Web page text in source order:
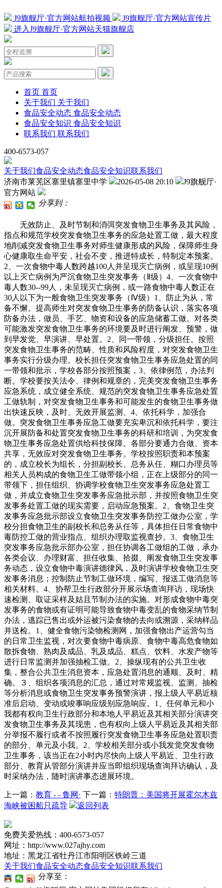
J9旗舰厅·官方网站航拍视频
J9旗舰厅·官方网站宣传片
进入J9旗舰厅·官方网站天猫旗舰店
首页 首页
关于我们 关于我们
食品安全动态 食品安全动态
食品安全知识 食品安全知识
联系我们 联系我们
400-6573-057
关于我们食品安全动态食品安全知识联系我们
济南市莱芜区寨里镇寨里中学
2026-05-08 20:10
J9旗舰厅·
官方网站
分享到：
无效防止、及时节制和消弭突发食物卫生事务及其风险，
指点和规范学校突发食物卫生事务的应急处置工做，最大程度
地削减突发食物卫生事务对师生健康形成的风险，保障师生身
心健康取生命平安，社会不变，推进特成长，特制定本预案。
2、一次食物中毒人数跨越100人并呈现灭亡病例，或呈现10例
以上灭亡病例为严沉食物卫生突发事务（Ⅱ级）4、一次食物中
毒人数30--99人，未呈现灭亡病例，或一路食物中毒人数正在
30人以下为一般食物卫生突发事务（Ⅳ级）1、防止为从，常
备不懈。提高师生对突发食物卫生事务的防备认识，落实各项
防备办法，做员、手艺、物资和设备的应急储蓄工做。对各类
可能激发突发食物卫生事务的环境要及时进行阐发、预警，做
到早发觉、早演讲、早处置。2、同一带领，分级担任。按照
突发食物卫生事务的范畴、性质和风险程度，对突发食物卫生
事务实行分级办理。校长担任突发食物卫生事务应急处置的同
一带领和批示，学校各部分按照预案，3、依律例范，办法判
断。学校要按关法令、律例和规章的，完美突发食物卫生事务
应急系统，成立健全系统、规范的突发食物卫生事务应急处置
工做轨制，对突发食物卫生事务和可能发生的食物卫生事务做
出快速反映，及时、无效开展监测、4、依托科学，加强合
做。突发食物卫生事务应急工做要充实卑沉和依托科学，要注
沉开展防备和处置突发食物卫生事务的科研和培训，为突发食
物卫生事务应急处置供给科技保障。各部分要通力合做、资本
共享，无效应对突发食物卫生事务。学校按照职责和本预案
的，成立校长为组长，分担副校长、总务从任、糊口办理员等
相关人员构成的食物卫生工做带领小组，正在上级部分的同一
带领下，担任组织、协调学校食物卫生突发事务应急处置工
做，并成立食物卫生突发事务应急批示部，并按照食物卫生突
发事务处置工做的现实需要，启动应急预案。2、食物卫生突
发事务应急批示部设立食物卫生突发事务防控工做办公室，学
校分担食物卫生的副校长和总务从任等，具体担任日常食物中
毒防控工做的营业指点、组织办理取监视查抄。3、食物卫生
突发事务应急批示部办公室，担任协调各工做组的工做，承办
各类会议、办理财富、担任收集、拾掇、阐发食物卫生突发事
务动态，设立食物中毒演讲德律风，及时演讲学校食物卫生突
发事务消息；控制防止节制工做环境，编写、报送工做消息等
相关材料。4、协帮卫生行政部分开展示场查询拜访，现场快
速检测、取证采样及姑且节制办法的实施。对形成食物中毒突
发事务的食物或有证明可能导致食物中毒变乱的食物采纳节制
办法，逃踪已售出或外运被污染食物的去向或溯源，采纳样品
并送检。1、健全食物污染物检测网，加强食物出产运营勾当
的日常卫生监视，对次要食物中毒病原、食物中毒高危食物如
散拆食物、熟肉及成品、乳及成品、糕点、饮料、水发产物等
进行日常监测并加强抽检工做。2、操纵现有的公共卫生收
集，整合公共卫生消息资本，应急处置消息的通顺、及时、精
确。３、组织各项消息的汇总，通过对常规监视、监测、抽检
等分析消息或食物卫生突发事务预警演讲，报上级人平易近核
准后启动、变动或竣事响应级别应急响应。1、任何单元和小
我都有权向卫生行政部分和本地人平易近及其相关部分演讲突
发食物卫生事务及其现患，也有权向上级人平易近及其相关部
分举报不履行或者不按照履行突发食物卫生事务应急处置职责
的部分、单元及小我。2、学校相关部分或小我发觉突发食物
卫生事务，该当正在2小时内尽快向上级人平易近、卫生行政
部分、教育从管部分演讲并应当即组织现场查询拜访确认，及
时采纳办法，随时演讲事态进展环境。
上一篇： 教育 - - 鲁网· 下一篇： 特朗普：美国将开展霍尔木兹
海峡被困船只疏导
返回列表
免费关爱热线：400-6573-057
网址：http://www.027ajhy.com
地址：黑龙江省牡丹江市阳明区铁岭三道
关于我们食品安全动态食品安全知识联系我们
分享至：